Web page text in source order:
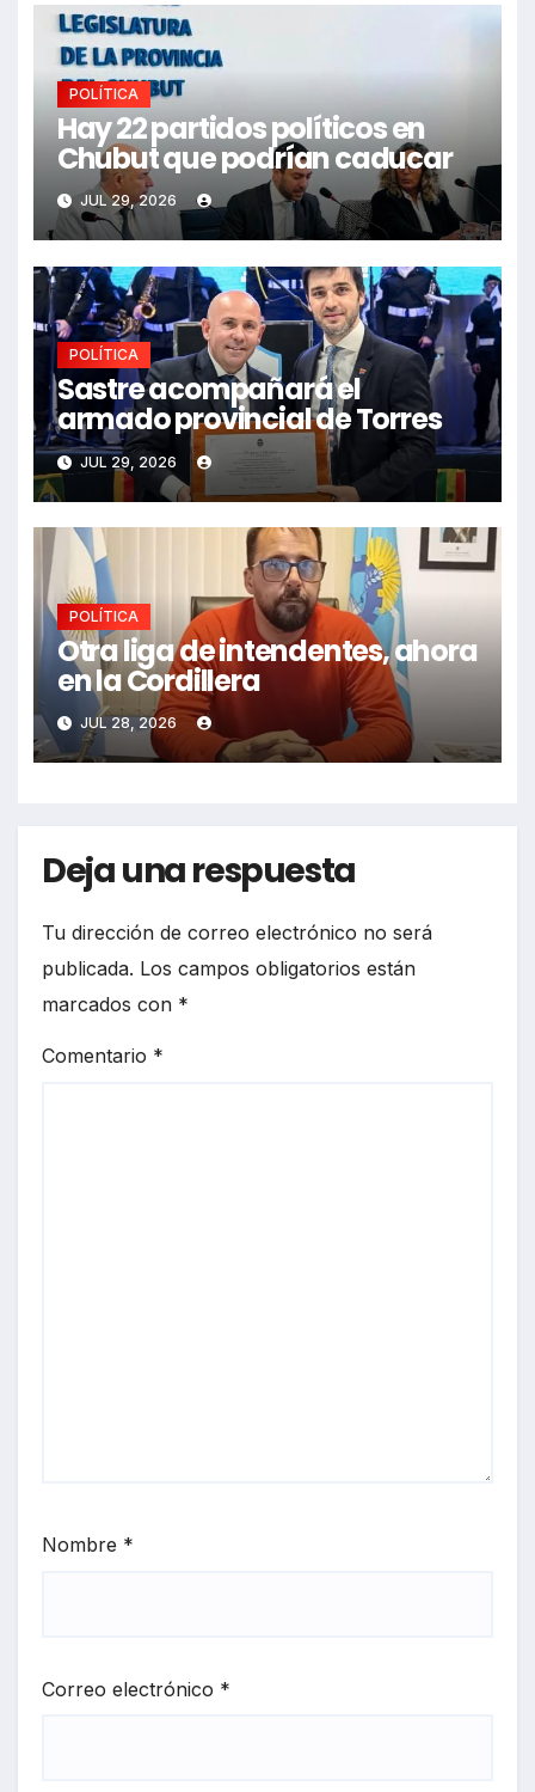
POLÍTICA
Hay 22 partidos políticos en
Chubut que podrían caducar
JUL 29, 2026
POLÍTICA
Sastre acompañará el
armado provincial de Torres
JUL 29, 2026
POLÍTICA
Otra liga de intendentes, ahora
en la Cordillera
JUL 28, 2026
Deja una respuesta
Tu dirección de correo electrónico no será
publicada. Los campos obligatorios están
marcados con *
Comentario *
Nombre *
Correo electrónico *